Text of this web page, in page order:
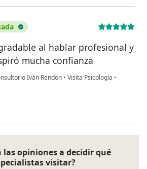
al hablar profesional y
mucha confianza
Iván Rendon • Visita Psicología •
las opiniones a decidir qué
visitar?